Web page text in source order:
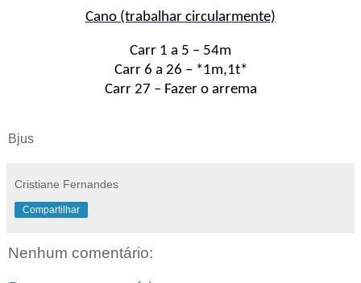
Cano (trabalhar circularmente)
Carr 1 a 5 – 54m
Carr 6 a 26 – *1m,1t*
Carr 27 – Fazer o arrema
Bjus
Cristiane Fernandes
Compartilhar
Nenhum comentário: